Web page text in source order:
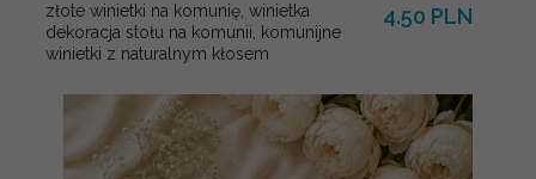
złote winietki na komunię, winietka
dekoracja stołu na komunii, komunijne
winietki z naturalnym kłosem
4.50 PLN